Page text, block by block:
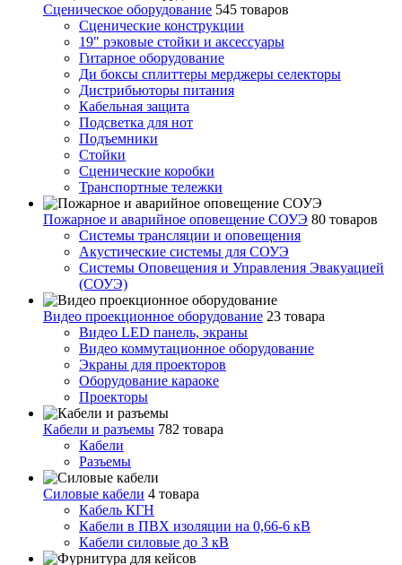
Сценическое оборудование 545 товаров
Сценические конструкции
19" рэковые стойки и аксесcуары
Гитарное оборудование
Ди боксы сплиттеры мерджеры селекторы
Дистрибьюторы питания
Кабельная защита
Подсветка для нот
Подъемники
Стойки
Сценические коробки
Транспортные тележки
Пожарное и аварийное оповещение СОУЭ 80 товаров
Cистемы трансляции и оповещения
Акустические системы для СОУЭ
Системы Оповещения и Управления Эвакуацией
(СОУЭ)
Видео проекционное оборудование 23 товара
Видео LED панель, экраны
Видео коммутационное оборудование
Экраны для проекторов
Оборудование караоке
Проекторы
Кабели и разъемы 782 товара
Кабели
Разъемы
Силовые кабели 4 товара
Кабель КГН
Кабели в ПВХ изоляции на 0,66-6 кВ
Кабели силовые до 3 кВ